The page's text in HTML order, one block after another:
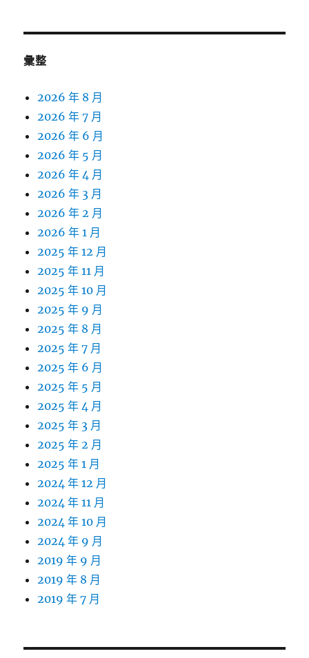
彙整
2026 年 8 月
2026 年 7 月
2026 年 6 月
2026 年 5 月
2026 年 4 月
2026 年 3 月
2026 年 2 月
2026 年 1 月
2025 年 12 月
2025 年 11 月
2025 年 10 月
2025 年 9 月
2025 年 8 月
2025 年 7 月
2025 年 6 月
2025 年 5 月
2025 年 4 月
2025 年 3 月
2025 年 2 月
2025 年 1 月
2024 年 12 月
2024 年 11 月
2024 年 10 月
2024 年 9 月
2019 年 9 月
2019 年 8 月
2019 年 7 月